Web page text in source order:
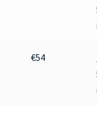
| ПОИСК ЛУЧШЕЙ
€54